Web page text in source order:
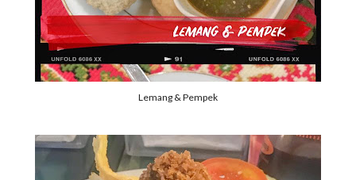
Lemang & Pempek